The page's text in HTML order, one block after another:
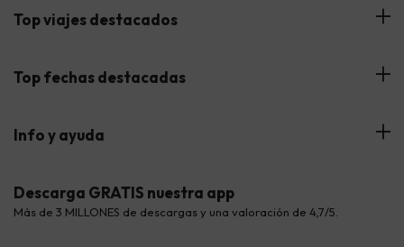
Buscounchollo en los medios
Proveedores
Viajes para grupos
Hoteles Andalucía
Hoteles Cataluña
Hoteles Galicia
Top viajes destacados
Viajes con Niños
Viajes de Novios
Chollos con Todo Incluido
Top fechas destacadas
Verano
Vacaciones en Agosto
Info y ayuda
Contáctanos
Preguntas frecuentes
Descarga GRATIS nuestra app
Más de 3 MILLONES de descargas y una valoración de 4,7/5.